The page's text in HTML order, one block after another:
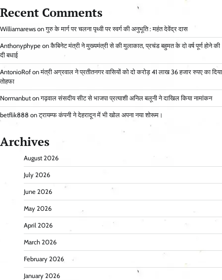
Recent Comments
Williamarews onगुरु के मार्ग पर चलना पृथ्वी पर स्वर्ग की अनुभूति : महंत देवेंद्र दास
Anthonyphype onकैबिनेट मंत्री ने मुख्यमंत्री से की मुलाकात, प्रचंड बहुमत के दो वर्ष पूर्ण होने की
दी बधाई
AntonioRof onमंत्री अग्रवाल ने प्रतीतनगर वासियों को दो करोड़ 41 लाख 36 हजार रुपए का दिया
तोहफा
Normanbut onगढ़वाल संसदीय सीट से भाजपा प्रत्याशी अनिल बलूनी ने दाखिल किया नामांकन
betflik888 onट्रायम्फ कंपनी ने देहरादून में भी खोल अपना नया शोरूम।
Archives
August 2026
July 2026
June 2026
May 2026
April 2026
March 2026
February 2026
January 2026